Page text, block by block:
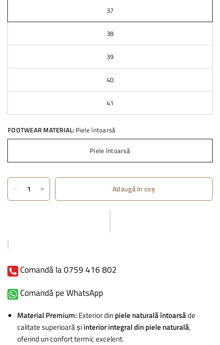
37
38
39
40
41
FOOTWEAR MATERIAL: Piele întoarsă
Piele întoarsă
Adaugă în coș
Comandă la 0759 416 802
Comandă pe WhatsApp
Material Premium: Exterior din piele naturală întoarsăde
calitate superioară șiinterior integral din piele naturală,
oferind un confort termic excelent.